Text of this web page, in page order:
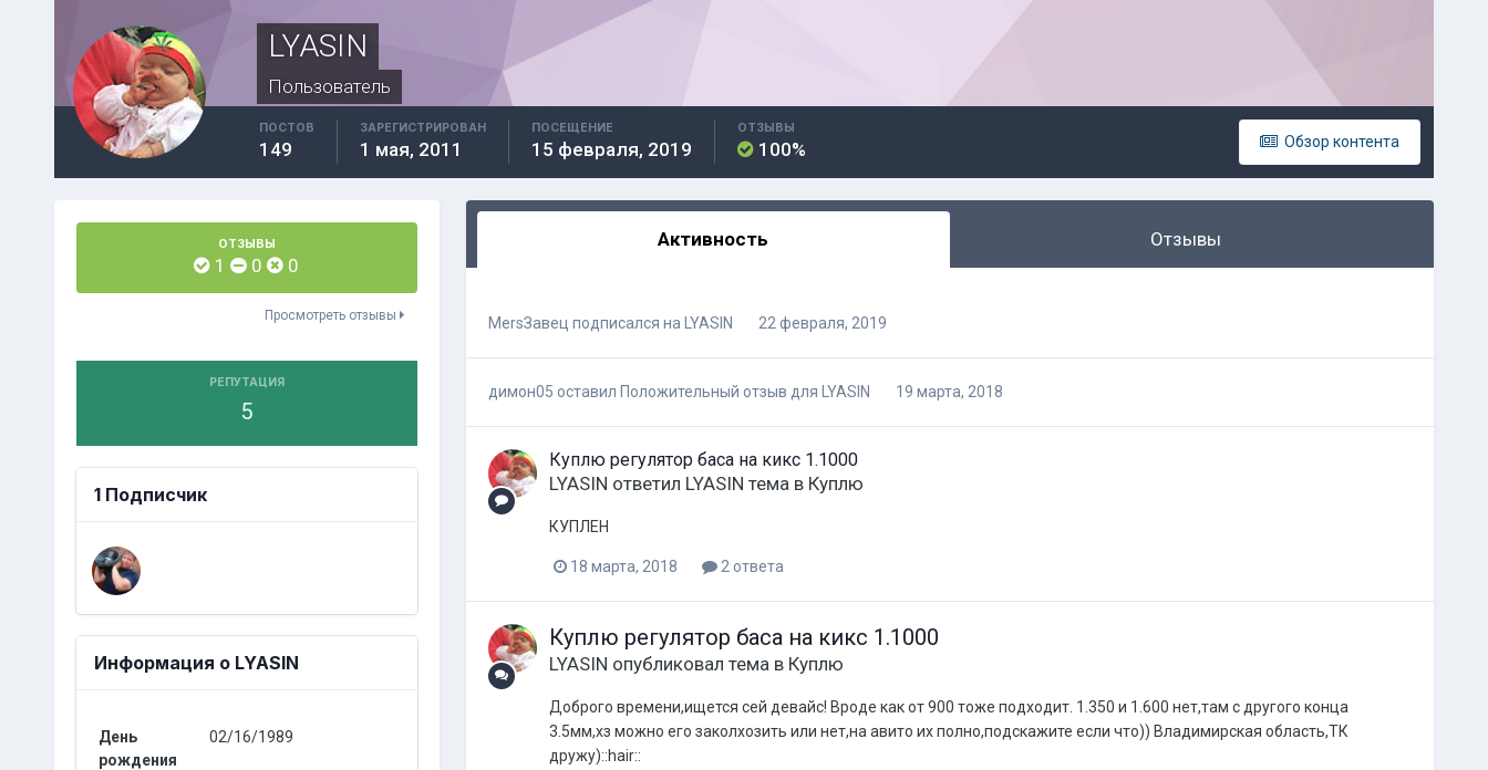
LYASIN
Пользователь
Обзор контента
ПОСТОВ
149
ЗАРЕГИСТРИРОВАН
1 мая, 2011
ПОСЕЩЕНИЕ
15 февраля, 2019
ОТЗЫВЫ
100%
ОТЗЫВЫ
1 0 0
Просмотреть отзывы
РЕПУТАЦИЯ
5
1 Подписчик
Информация о LYASIN
День
рождения
02/16/1989
Активность Отзывы
MersЗавец подписался на LYASIN 22 февраля, 2019
димон05 оставил Положительный отзыв для LYASIN 19 марта, 2018
Куплю регулятор баса на кикс 1.1000
LYASIN ответил LYASIN тема в Куплю
КУПЛЕН
18 марта, 2018 2 ответа
Куплю регулятор баса на кикс 1.1000
LYASIN опубликовал тема в Куплю
Доброго времени,ищется сей девайс! Вроде как от 900 тоже подходит. 1.350 и 1.600 нет,там с другого конца
3.5мм,хз можно его заколхозить или нет,на авито их полно,подскажите если что)) Владимирская область,ТК
дружу)::hair::